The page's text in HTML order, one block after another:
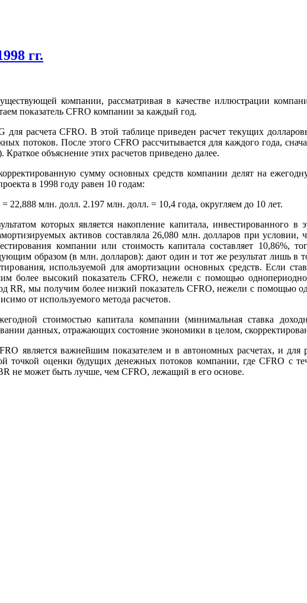
гг.
компании, рассматривая в качестве иллюстрации
показатель CFRO компании за каждый год.
расчета CFRO. В этой таблице приведен расчет текущих
потоков. После этого CFRO рассчитывается для каждого года,
объяснение этих расчетов приведено далее.
сумму основных средств компании делят на
в 1998 году равен 10 годам:
22,888 млн. долл. 2.197 млн. долл. = 10,4 года, округляем до 10 лет.
которых является накопление капитала, инвестированного в
активов составляла 26,080 млн. долларов при условии,
компании или стоимость капитала составляет 10,86%,
образом (в млн. долларов): дают один и тот же результат лишь в
используемой для амортизации основных средств. Если
более высокий показатель CFRO, нежели с помощью
RR, мы получим более низкий показатель CFRO, нежели с помощью
от используемого метода расчетов.
стоимостью капитала компании (минимальная ставка
данных, отражающих состояние экономики в целом,
является важнейшим показателем и в автономных расчетах, и
точкой оценки будущих денежных потоков компании, где CFRO с
не может быть лучше, чем CFRO, лежащий в его основе.